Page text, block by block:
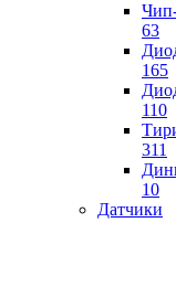
63
165
110
311
10
Датчики